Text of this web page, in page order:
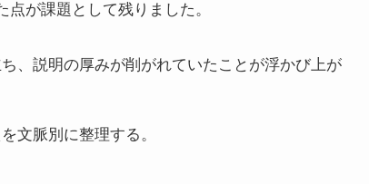
点が課題として残りました。
、説明の厚みが削がれていたことが浮かび上が
文脈別に整理する。